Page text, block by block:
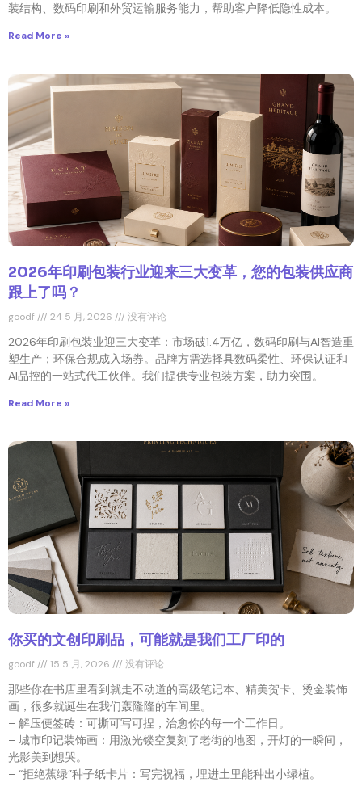
装结构、数码印刷和外贸运输服务能力，帮助客户降低隐性成本。
Read More »
2026年印刷包装行业迎来三大变革，您的包装供应商
跟上了吗？
goodf 24 5 月, 2026 没有评论
2026年印刷包装业迎三大变革：市场破1.4万亿，数码印刷与AI智造重
塑生产；环保合规成入场券。品牌方需选择具数码柔性、环保认证和
AI品控的一站式代工伙伴。我们提供专业包装方案，助力突围。
Read More »
你买的文创印刷品，可能就是我们工厂印的
goodf 15 5 月, 2026 没有评论
那些你在书店里看到就走不动道的高级笔记本、精美贺卡、烫金装饰
画，很多就诞生在我们轰隆隆的车间里。
– 解压便签砖：可撕可写可捏，治愈你的每一个工作日。
– 城市印记装饰画：用激光镂空复刻了老街的地图，开灯的一瞬间，
光影美到想哭。
– “拒绝蕉绿”种子纸卡片：写完祝福，埋进土里能种出小绿植。